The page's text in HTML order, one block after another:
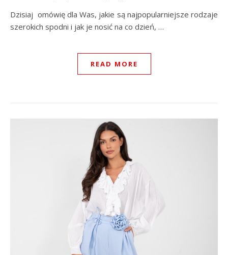
Dzisiaj omówię dla Was, jakie są najpopularniejsze rodzaje
szerokich spodni i jak je nosić na co dzień, …
READ MORE